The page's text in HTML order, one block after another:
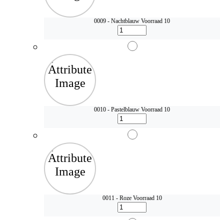
0009 - Nachtblauw Voorraad 10
0010 - Pastelblauw Voorraad 10
0011 - Roze Voorraad 10